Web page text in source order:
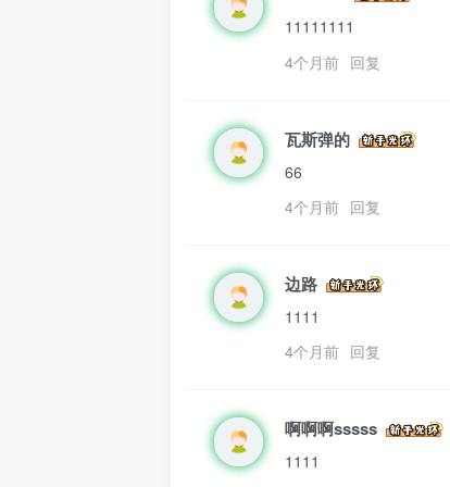
11111111
4个月前 回复
瓦斯弹的
66
4个月前 回复
边路
1111
4个月前 回复
啊啊啊sssss
1111